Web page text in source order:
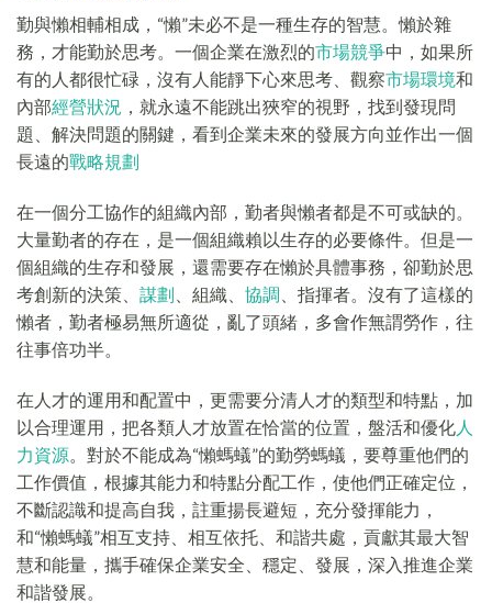
勤與懶相輔相成，“懶”未必不是一種生存的智慧。懶於雜
務，才能勤於思考。一個企業在激烈的市場競爭中，如果所
有的人都很忙碌，沒有人能靜下心來思考、觀察市場環境和
內部經營狀況 ，就永遠不能跳出狹窄的視野，找到發現問
題、解決問題的關鍵，看到企業未來的發展方向並作出一個
長遠的戰略規劃
在一個分工協作的組織內部，勤者與懶者都是不可或缺的。
大量勤者的存在，是一個組織賴以生存的必要條件。但是一
個組織的生存和發展，還需要存在懶於具體事務，卻勤於思
考創新的決策、 謀劃 、組織、 協調 、指揮者。沒有了這樣的
懶者，勤者極易無所適從，亂了頭緒，多會作無謂勞作，往
往事倍功半。
在人才的運用和配置中，更需要分清人才的類型和特點，加
以合理運用，把各類人才放置在恰當的位置，盤活和優化人
力資源。對於不能成為“懶螞蟻”的勤勞螞蟻，要尊重他們的
工作價值，根據其能力和特點分配工作，使他們正確定位，
不斷認識和提高自我，註重揚長避短，充分發揮能力，
和“懶螞蟻”相互支持、相互依托、和諧共處，貢獻其最大智
慧和能量，攜手確保企業安全、穩定、發展，深入推進企業
和諧發展。